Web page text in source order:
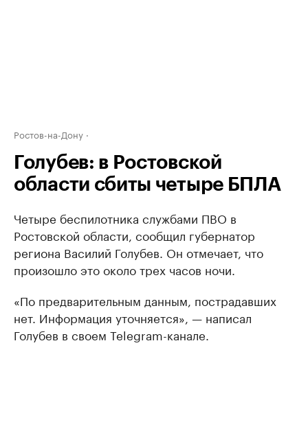
Ростов-на-Дону
Голубев: в Ростовской
области сбиты четыре БПЛА
Четыре беспилотника службами ПВО в
Ростовской области, сообщил губернатор
региона Василий Голубев. Он отмечает, что
произошло это около трех часов ночи.
«По предварительным данным, пострадавших
нет. Информация уточняется», — написал
Голубев в своем Telegram-канале.